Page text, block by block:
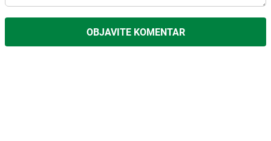
OBJAVITE KOMENTAR